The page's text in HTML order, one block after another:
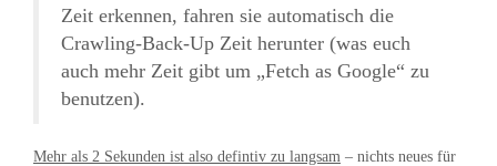
Zeit erkennen, fahren sie automatisch die
Crawling-Back-Up Zeit herunter (was euch
auch mehr Zeit gibt um „Fetch as Google“ zu
benutzen).
Mehr als 2 Sekunden ist also defintiv zu langsam – nichts neues für